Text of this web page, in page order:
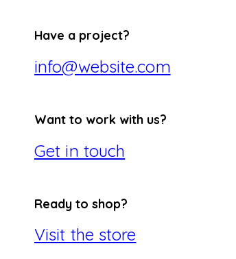
Have a project?
info@website.com
Want to work with us?
Get in touch
Ready to shop?
Visit the store